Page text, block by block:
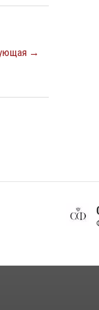
→